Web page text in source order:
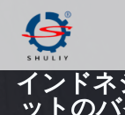
インド
ットの